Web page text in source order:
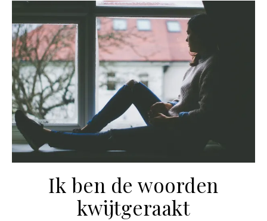
Ik ben de woorden
kwijtgeraakt